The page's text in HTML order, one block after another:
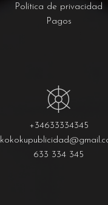
Política de privacidad
Pagos
+34633334345
633 334 345